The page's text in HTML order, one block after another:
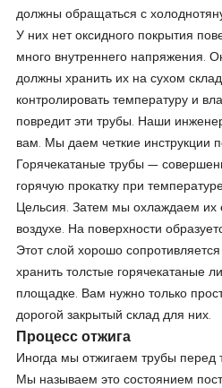
должны обращаться с
У них нет оксидного покрытия
много внутреннего напряжения.
должны хранить их на сухом
контролировать температуру и
повредит эти трубы. Наши
вам. Мы даем четкие инструкции
Горячекатаные трубы —
горячую прокатку при
Цельсия. Затем мы охлаждаем их
воздухе. На поверхности
Этот слой хорошо
хранить толстые горячекатаные
площадке. Вам нужно только
дорогой закрытый склад для них.
Процесс отжига
Иногда мы отжигаем трубы перед
Мы называем это состоянием